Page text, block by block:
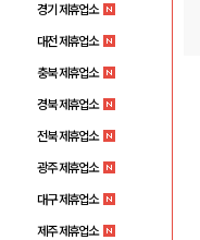
경기 제휴업소
대전 제휴업소
충북 제휴업소
경북 제휴업소
전북 제휴업소
광주 제휴업소
대구 제휴업소
제주 제휴업소